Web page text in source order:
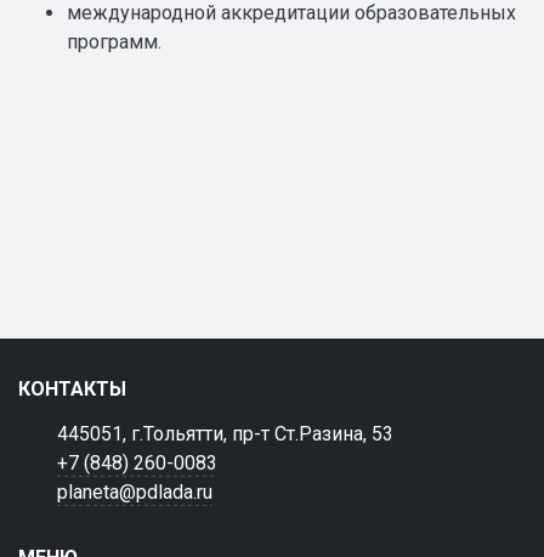
международной аккредитации образовательных
программ.
КОНТАКТЫ
445051, г.Тольятти, пр-т Ст.Разина, 53
+7 (848) 260-0083
planeta@pdlada.ru